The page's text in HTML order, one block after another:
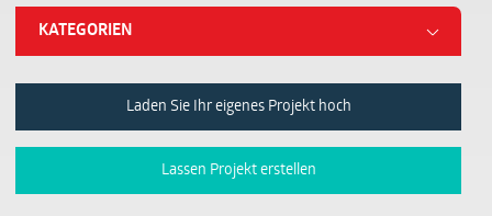
KATEGORIEN
Laden Sie Ihr eigenes Projekt hoch
Lassen Projekt erstellen